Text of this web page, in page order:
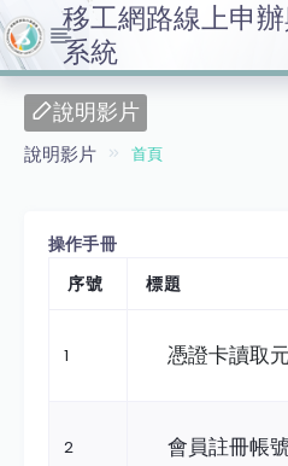
移工網路線上申
系統
說明影片
說明影片 首頁
操作手冊
序號
標題
1 憑證卡讀取
2 會員註冊帳